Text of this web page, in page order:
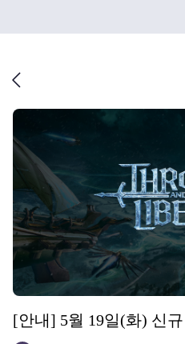
[안내] 5월 19일(화) 신